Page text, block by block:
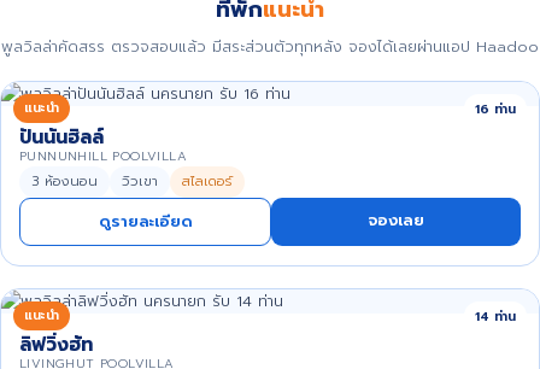
ที่พักแนะนำ
พูลวิลล่าคัดสรร ตรวจสอบแล้ว มีสระส่วนตัวทุกหลัง จองได้เลยผ่านแอป Haadoo
แนะนำ 16 ท่าน
ปันนันฮิลล์
PUNNUNHILL POOLVILLA
3 ห้องนอน วิวเขา สไลเดอร์
ดูรายละเอียด จองเลย
แนะนำ 14 ท่าน
ลิฟวิ่งฮัท
LIVINGHUT POOLVILLA